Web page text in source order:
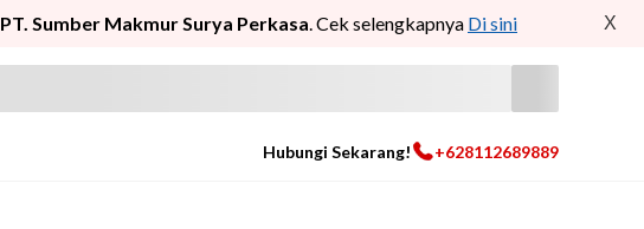
PT. Sumber Makmur Surya Perkasa. Cek selengkapnya Di sini X
Hubungi Sekarang! +628112689889